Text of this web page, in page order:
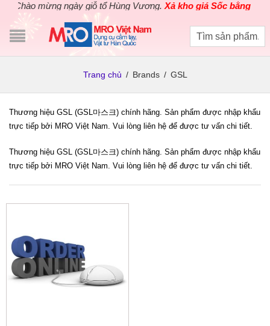
Chào mừng ngày giỗ tổ Hùng Vương.Xả kho giá Sốc bằng giá
Trang chủ / Brands / GSL
Thương hiệu GSL (GSL마스크) chính hãng. Sản phẩm được nhập khẩu
trực tiếp bởi MRO Việt Nam. Vui lòng liên hệ để được tư vấn chi tiết.
Thương hiệu GSL (GSL마스크) chính hãng. Sản phẩm được nhập khẩu
trực tiếp bởi MRO Việt Nam. Vui lòng liên hệ để được tư vấn chi tiết.